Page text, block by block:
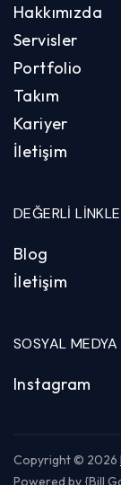
Hakkımızda
Servisler
Portfolio
Takım
Kariyer
İletişim
DEĞERLI
Blog
İletişim
SOSYAL MEDYA
Instagram
Copyright © 2026
Powered by {Bill